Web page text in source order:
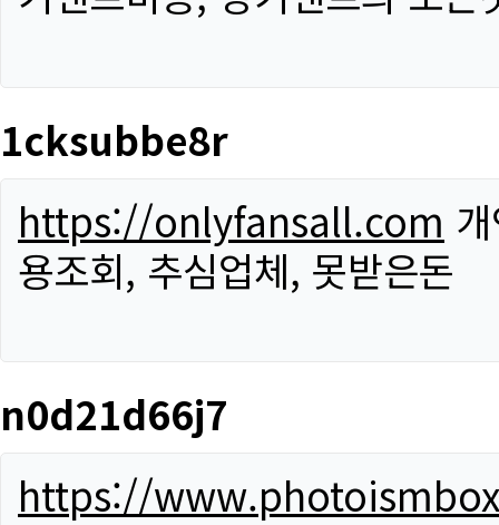
1cksubbe8r
https://onlyfansall.com
용조회, 추심업체, 못받은돈
n0d21d66j7
https://